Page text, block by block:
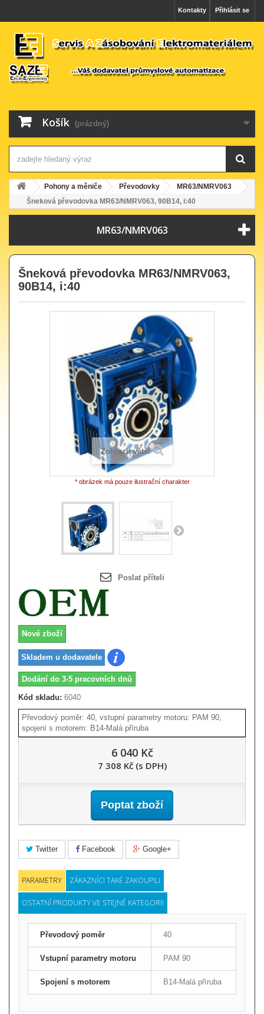
Přihlásit se
Kontakty
Košík (prázdný)
Pohony a měniče Převodovky
MR63/NMRV063
Šneková převodovka MR63/NMRV063, 90B14, i:40
MR63/NMRV063
Šneková převodovka MR63/NMRV063,
90B14, i:40
Zobrazit větší
* obrázek má pouze ilustrační charakter
Poslat příteli
Nové zboží
Skladem u dodavatele
Dodání do 3-5 pracovních dnů
Kód skladu: 6040
Převodový poměr: 40, vstupní parametry motoru: PAM 90,
spojení s motorem: B14-Malá příruba
6 040 Kč
7 308 Kč (s DPH)
Poptat zboží
Twitter Facebook Google+
PARAMETRY ZÁKAZNÍCI TAKÉ ZAKOUPILI
OSTATNÍ PRODUKTY VE STEJNÉ KATEGORII
Převodový poměr 40
Vstupní parametry motoru PAM 90
Spojení s motorem B14-Malá příruba